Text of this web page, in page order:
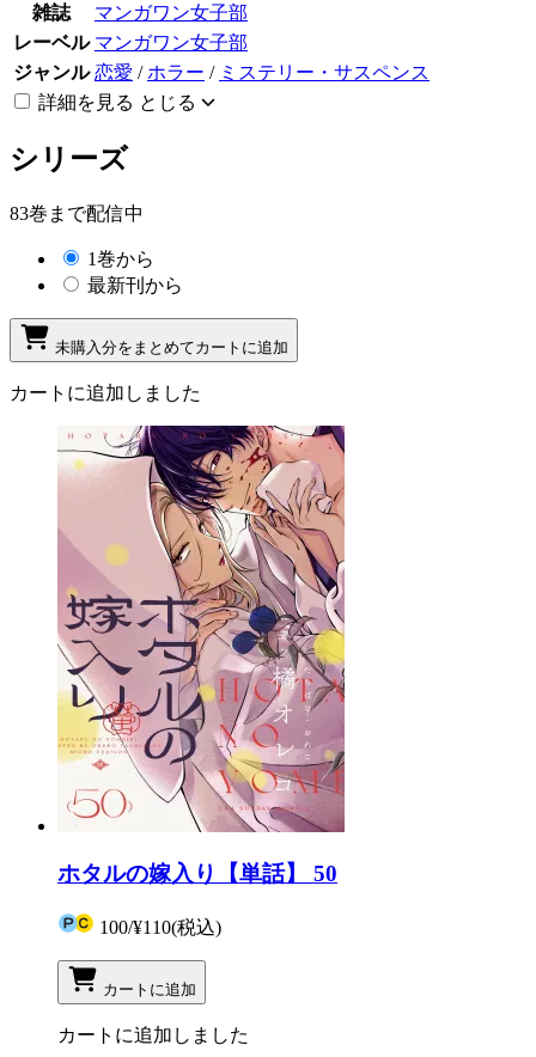
雑誌
マンガワン女子部
レーベル マンガワン女子部
ジャンル 恋愛 / ホラー / ミステリー・サスペンス
詳細を見る とじる
シリーズ
83巻まで配信中
1巻から
最新刊から
未購入分をまとめてカートに追加
カートに追加しました
ホタルの嫁入り【単話】 50
100/¥110(税込)
カートに追加
カートに追加しました